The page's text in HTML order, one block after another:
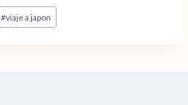
#viaje a japon